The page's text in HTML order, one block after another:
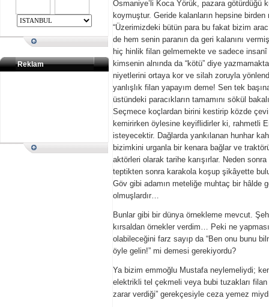
Osmaniye’li Koca Yörük, pazara götürdüğü
koymuştur. Geride kalanların hepsine birden
“Üzerimizdeki bütün para bu fakat bizim
de hem senin paranın da geri kalanını
hiç hinlik filan gelmemekte ve sadece
kimsenin alnında da “kötü” diye
niyetlerini ortaya kor ve silah zoruyla
yanlışlık filan yapayım deme! Sen tek
üstündeki paracıkların tamamını sökül
Seçmece koçlardan birini kestirip közde
kemirirken öylesine keyiflidirler ki, rahmetli
isteyecektir. Dağlarda yankılanan hunhar
bizimkini urganla bir kenara bağlar ve
aktörleri olarak tarihe karışırlar. Neden
teptikten sonra karakola koşup şikâyette
Göv gibi adamın meteliğe muhtaç bir hâlde
olmuşlardır…
Bunlar gibi bir dünya örnekleme mevcut.
kırsaldan örnekler verdim… Peki ne
olabileceğini farz sayıp da “Ben onu bunu
öyle gelin!” mi demesi gerekiyordu?
Ya bizim emmoğlu Mustafa neylemeliydi;
elektrikli tel çekmeli veya bubi tuzakları filan
zarar verdiği” gerekçesiyle ceza yemez
Reklam